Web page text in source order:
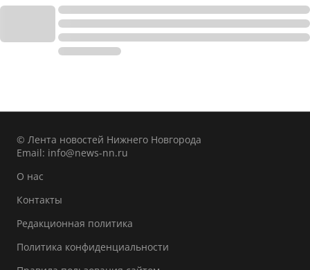
© Лента новостей Нижнего Новгорода
Email: info@news-nn.ru
О нас
Контакты
Редакционная политика
Политика конфиденциальности